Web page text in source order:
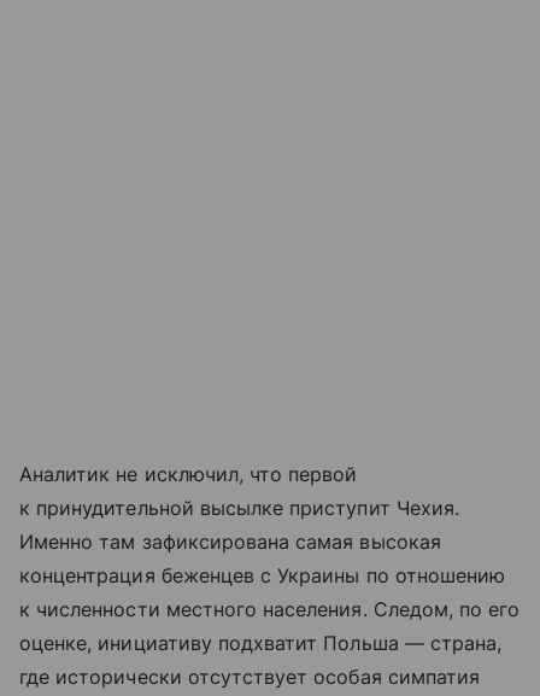
Аналитик не исключил, что первой
к принудительной высылке приступит Чехия.
Именно там зафиксирована самая высокая
концентрация беженцев с Украины по отношению
к численности местного населения. Следом, по его
оценке, инициативу подхватит Польша — страна,
где исторически отсутствует особая симпатия